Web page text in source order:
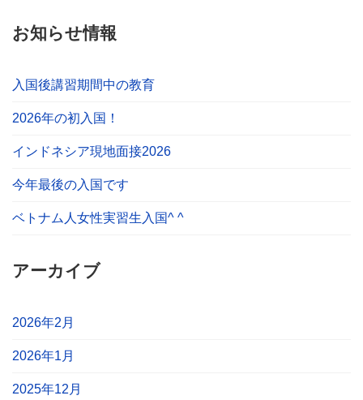
お知らせ情報
入国後講習期間中の教育
2026年の初入国！
インドネシア現地面接2026
今年最後の入国です
ベトナム人女性実習生入国^ ^
アーカイブ
2026年2月
2026年1月
2025年12月